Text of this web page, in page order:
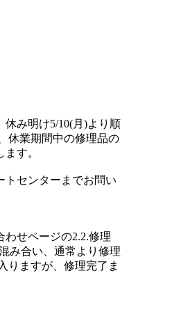
み明け5/10(月)より順
休業期間中の修理品の
す。
トセンターまでお問い
せページの2.2.修理
み合い、通常より修理
りますが、修理完了ま